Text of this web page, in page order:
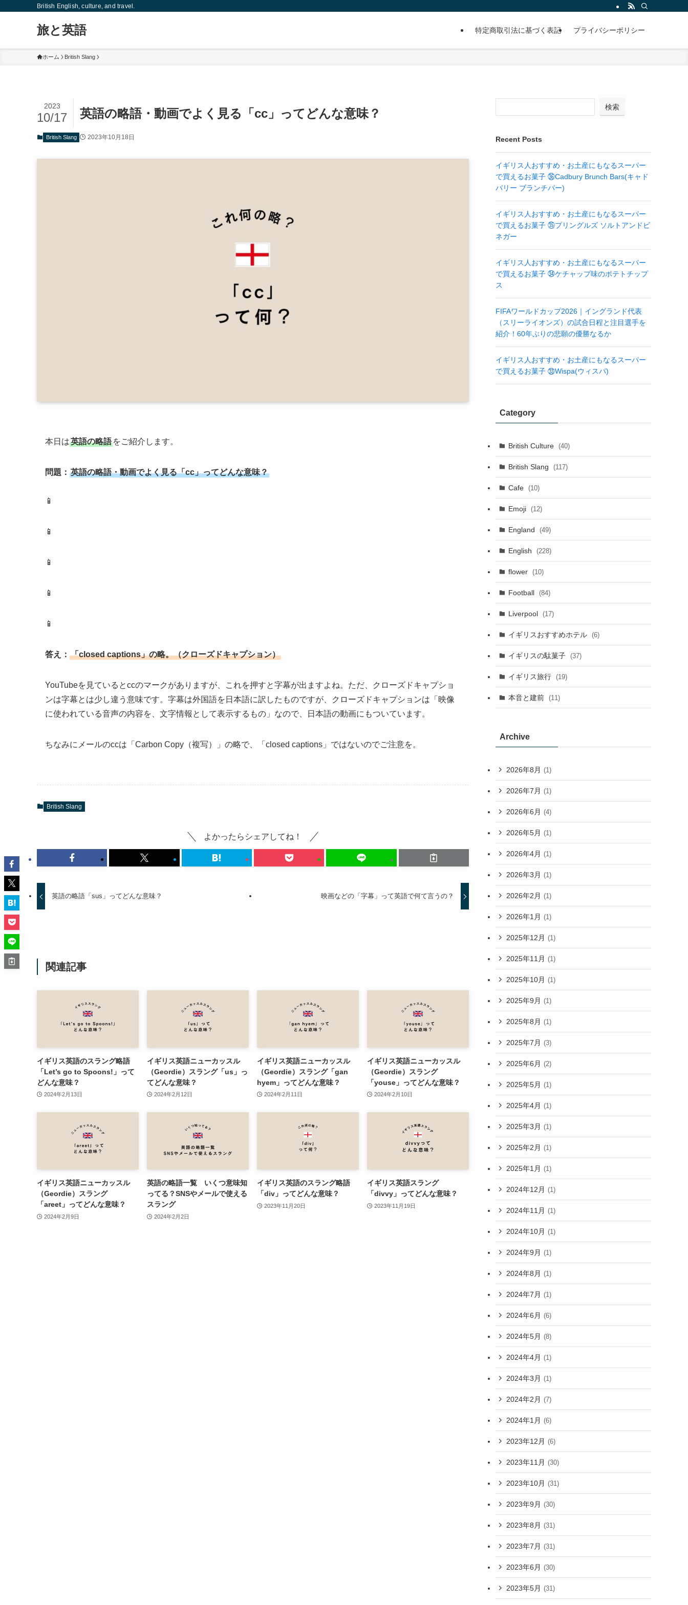
British English, culture, and travel.
旅と英語 特定商取引法に基づく表記 プライバシーポリシー
ホーム British Slang
英語の略語・動画でよく見る「cc」ってどんな意味？
2023
10/17
British Slang 2023年10月18日
本日は英語の略語 をご紹介します。
問題： 英語の略語・動画でよく見る「cc」ってどんな意味？
📱
📱
📱
📱
📱
答え： 「closed captions」の略。（クローズドキャプション）
YouTubeを見ているとccのマークがありますが、これを押すと字幕が出ますよね。ただ、クローズドキャプショ
ンは字幕とは少し違う意味です。字幕は外国語を日本語に訳したものですが、クローズドキャプションは「映像
に使われている音声の内容を、文字情報として表示するもの」なので、日本語の動画にもついています。
ちなみにメールのccは「Carbon Copy（複写）」の略で、「closed captions」ではないのでご注意を。
British Slang
よかったらシェアしてね！
英語の略語「sus」ってどんな意味？ 映画などの「字幕」って英語で何て言うの？
関連記事
イギリス英語のスラング略語
「Let’s go to Spoons!」って
どんな意味？
2024年2月13日
イギリス英語ニューカッスル
（Geordie）スラング「us」っ
てどんな意味？
2024年2月12日
イギリス英語ニューカッスル
（Geordie）スラング「gan
hyem」ってどんな意味？
2024年2月11日
イギリス英語ニューカッスル
（Geordie）スラング
「youse」ってどんな意味？
2024年2月10日
イギリス英語ニューカッスル
（Geordie）スラング
「areet」ってどんな意味？
2024年2月9日
英語の略語一覧 いくつ意味知
ってる？SNSやメールで使える
スラング
2024年2月2日
イギリス英語のスラング略語
「div」ってどんな意味？
2023年11月20日
イギリス英語スラング
「divvy」ってどんな意味？
2023年11月19日
検索
Recent Posts
イギリス人おすすめ・お土産にもなるスーパー
で買えるお菓子 ㊱Cadbury Brunch Bars(キャド
バリー ブランチバー)
イギリス人おすすめ・お土産にもなるスーパー
で買えるお菓子 ㉟プリングルズ ソルトアンドビ
ネガー
イギリス人おすすめ・お土産にもなるスーパー
で買えるお菓子 ㉞ケチャップ味のポテトチップ
ス
FIFAワールドカップ2026｜イングランド代表
（スリーライオンズ）の試合日程と注目選手を
紹介！60年ぶりの悲願の優勝なるか
イギリス人おすすめ・お土産にもなるスーパー
で買えるお菓子 ㉝Wispa(ウィスパ)
Category
British Culture (40)
British Slang (117)
Cafe (10)
Emoji (12)
England (49)
English (228)
flower (10)
Football (84)
Liverpool (17)
イギリスおすすめホテル (6)
イギリスの駄菓子 (37)
イギリス旅行 (19)
本音と建前 (11)
Archive
2026年8月 (1)
2026年7月 (1)
2026年6月 (4)
2026年5月 (1)
2026年4月 (1)
2026年3月 (1)
2026年2月 (1)
2026年1月 (1)
2025年12月 (1)
2025年11月 (1)
2025年10月 (1)
2025年9月 (1)
2025年8月 (1)
2025年7月 (3)
2025年6月 (2)
2025年5月 (1)
2025年4月 (1)
2025年3月 (1)
2025年2月 (1)
2025年1月 (1)
2024年12月 (1)
2024年11月 (1)
2024年10月 (1)
2024年9月 (1)
2024年8月 (1)
2024年7月 (1)
2024年6月 (6)
2024年5月 (8)
2024年4月 (1)
2024年3月 (1)
2024年2月 (7)
2024年1月 (6)
2023年12月 (6)
2023年11月 (30)
2023年10月 (31)
2023年9月 (30)
2023年8月 (31)
2023年7月 (31)
2023年6月 (30)
2023年5月 (31)